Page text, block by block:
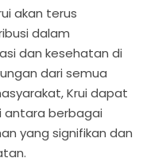
akan terus
dalam
dan kesehatan di
dari semua
Krui dapat
antara berbagai
yang signifikan dan